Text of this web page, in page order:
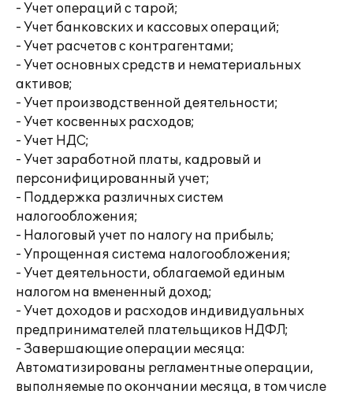
- Учет операций с тарой;
- Учет банковских и кассовых операций;
- Учет расчетов с контрагентами;
- Учет основных средств и нематериальных
активов;
- Учет производственной деятельности;
- Учет косвенных расходов;
- Учет НДС;
- Учет заработной платы, кадровый и
персонифицированный учет;
- Поддержка различных систем
налогообложения;
- Налоговый учет по налогу на прибыль;
- Упрощенная система налогообложения;
- Учет деятельности, облагаемой единым
налогом на вмененный доход;
- Учет доходов и расходов индивидуальных
предпринимателей плательщиков НДФЛ;
- Завершающие операции месяца:
Автоматизированы регламентные операции,
выполняемые по окончании месяца, в том числе